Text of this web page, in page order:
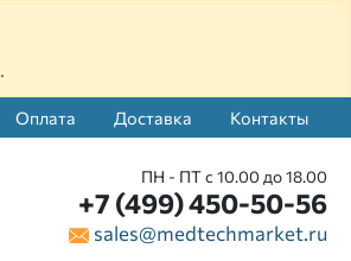
.
Оплата Доставка Контакты
ПН - ПТ с 10.00 до 18.00
+7 (499) 450-50-56
sales@medtechmarket.ru